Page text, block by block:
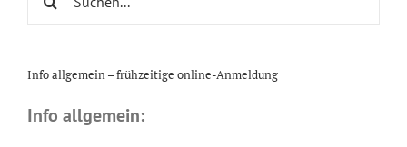
Info allgemein – frühzeitige online-Anmeldung
Info allgemein: